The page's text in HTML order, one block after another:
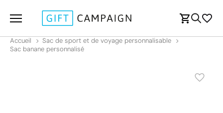
Accueil
Sac de sport et de voyage personnalisable
Sac banane personnalisé